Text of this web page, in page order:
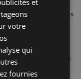
aux produits suivants
mètre) ;
pour des raisons
votre
qui
fournies